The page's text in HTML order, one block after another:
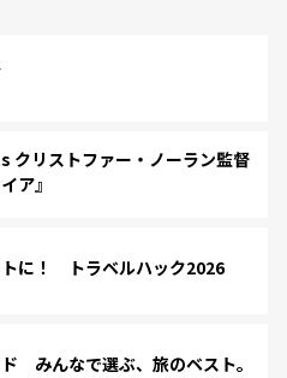
クリストファー・ノーラン監督
ア』
に！ トラベルハック2026
みんなで選ぶ、旅のベスト。